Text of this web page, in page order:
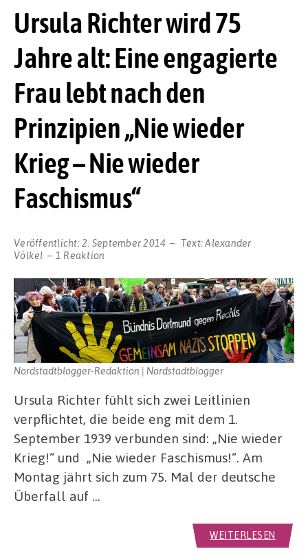
Ursula Richter wird 75
Jahre alt: Eine engagierte
Frau lebt nach den
Prinzipien „Nie wieder
Krieg – Nie wieder
Faschismus“
Veröffentlicht:2. September 2014 Text:Alexander
Völkel
1 Reaktion
Nordstadtblogger-Redaktion | Nordstadtblogger
Ursula Richter fühlt sich zwei Leitlinien
verpflichtet, die beide eng mit dem 1.
September 1939 verbunden sind: „Nie wieder
Krieg!“ und „Nie wieder Faschismus!“. Am
Montag jährt sich zum 75. Mal der deutsche
Überfall auf …
WEITERLESEN